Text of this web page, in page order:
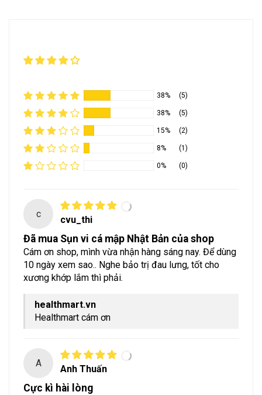
38% (5)
38% (5)
15% (2)
8% (1)
0% (0)
c
cvu_thi
Đã mua Sụn vi cá mập Nhật Bản của shop
Cám ơn shop, mình vừa nhận hàng sáng nay. Để dùng
10 ngày xem sao.. Nghe bảo trị đau lưng, tốt cho
xương khớp lắm thì phải.
Healthmart cám ơn
A
Anh Thuấn
Cực kì hài lòng